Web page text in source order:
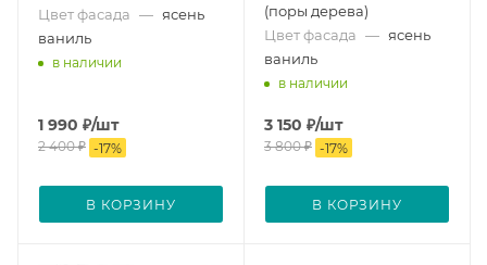
Цвет фасада — ясень
ваниль
в наличии
1 990 ₽/шт
2 400₽ -17%
В КОРЗИНУ
(поры дерева)
Цвет фасада — ясень
ваниль
в наличии
3 150 ₽/шт
3 800₽ -17%
В КОРЗИНУ